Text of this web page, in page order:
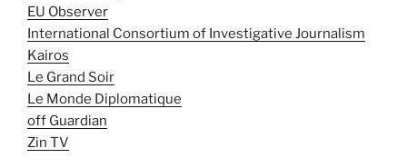
EU Observer
International Consortium of Investigative Journalism
Kairos
Le Grand Soir
Le Monde Diplomatique
off Guardian
Zin TV